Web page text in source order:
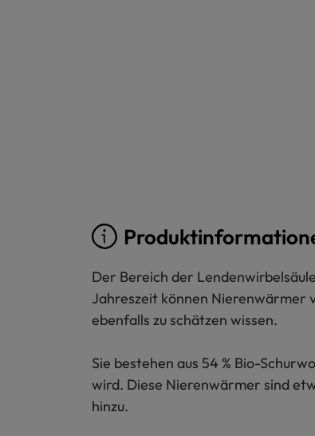
Der Bereich der
Jahreszeit können Nierenwärmer
ebenfalls zu schätzen wissen.
Sie bestehen aus 54 % Bio-
wird. Diese Nierenwärmer sind
hinzu.